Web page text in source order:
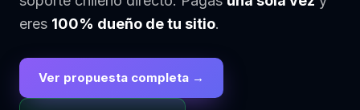
eres 100% dueño de tu sitio.
Ver propuesta completa →